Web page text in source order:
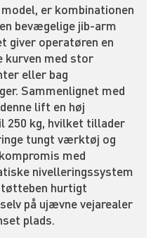
er kombinationen
bevægelige jib-arm
giver operatøren en
kurven med stor
eller bag
Sammenlignet med
lift en høj
250 kg, hvilket tillader
tungt værktøj og
med
nivelleringssystem
hurtigt
på ujævne vejarealer
plads.